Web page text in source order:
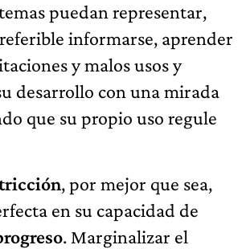
puedan representar,
informarse, aprender
y malos usos y
desarrollo con una mirada
que su propio uso regule
, por mejor que sea,
en su capacidad de
. Marginalizar el